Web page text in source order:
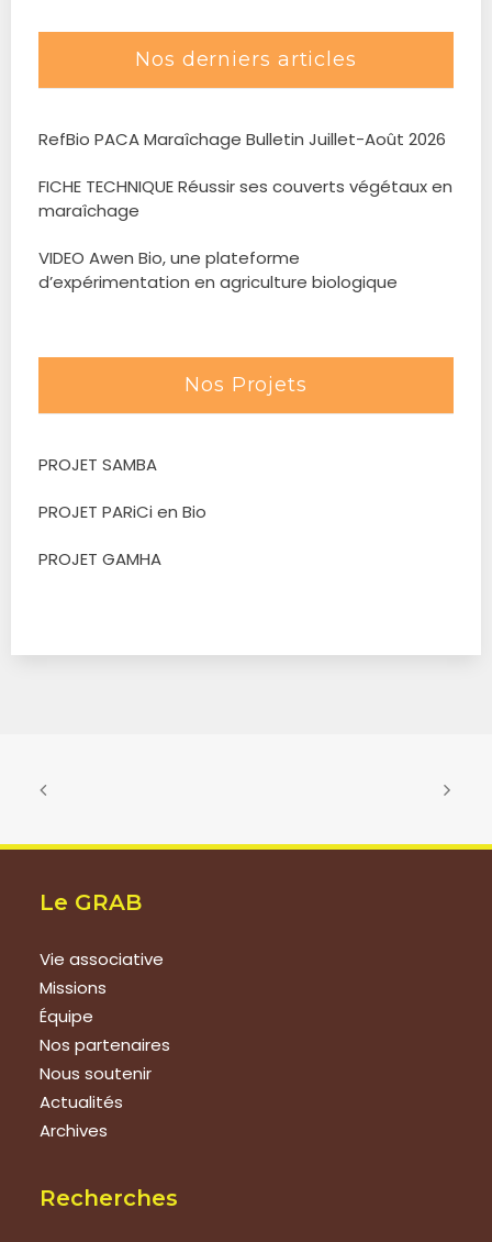
Nos derniers articles
RefBio PACA Maraîchage Bulletin Juillet-Août 2026
FICHE TECHNIQUE Réussir ses couverts végétaux en
maraîchage
VIDEO Awen Bio, une plateforme
d’expérimentation en agriculture biologique
Nos Projets
PROJET SAMBA
PROJET PARiCi en Bio
PROJET GAMHA
Le GRAB
Vie associative
Missions
Équipe
Nos partenaires
Nous soutenir
Actualités
Archives
Recherches